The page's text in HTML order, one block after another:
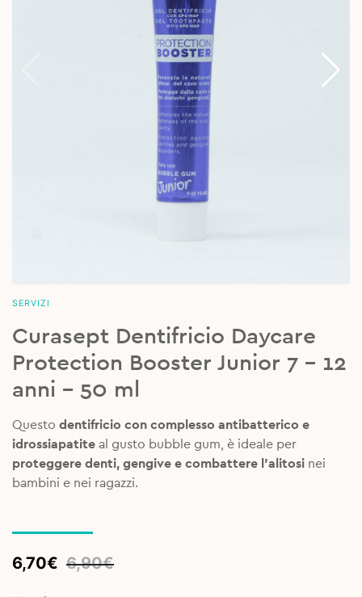
SERVIZI
Curasept Dentifricio Daycare
Protection Booster Junior 7 – 12
anni – 50 ml
Questo dentifricio con complesso antibatterico e
idrossiapatite al gusto bubble gum, è ideale per
proteggere denti, gengive e combattere l’alitosi nei
bambini e nei ragazzi.
6,90€
Original
6,70€
Current